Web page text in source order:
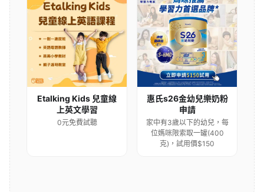
Etalking Kids 兒童線
上英文學習
0元免費試聽
惠氏s26金幼兒樂奶粉
申請
家中有3歲以下的幼兒，每
位媽咪限索取一罐(400
克)，試用價$150